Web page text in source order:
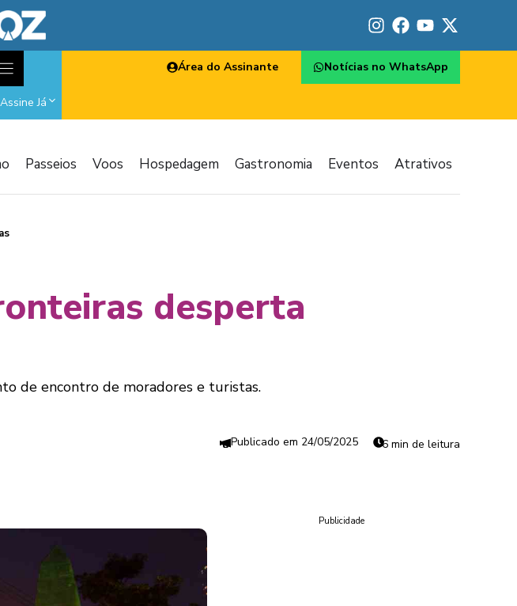
Assine Já
Área do Assinante Notícias no WhatsApp
Passeios Voos Hospedagem Gastronomia Eventos Atrativos
desperta
de encontro de moradores e turistas.
24/05/2025 6 min de leitura
Publicidade